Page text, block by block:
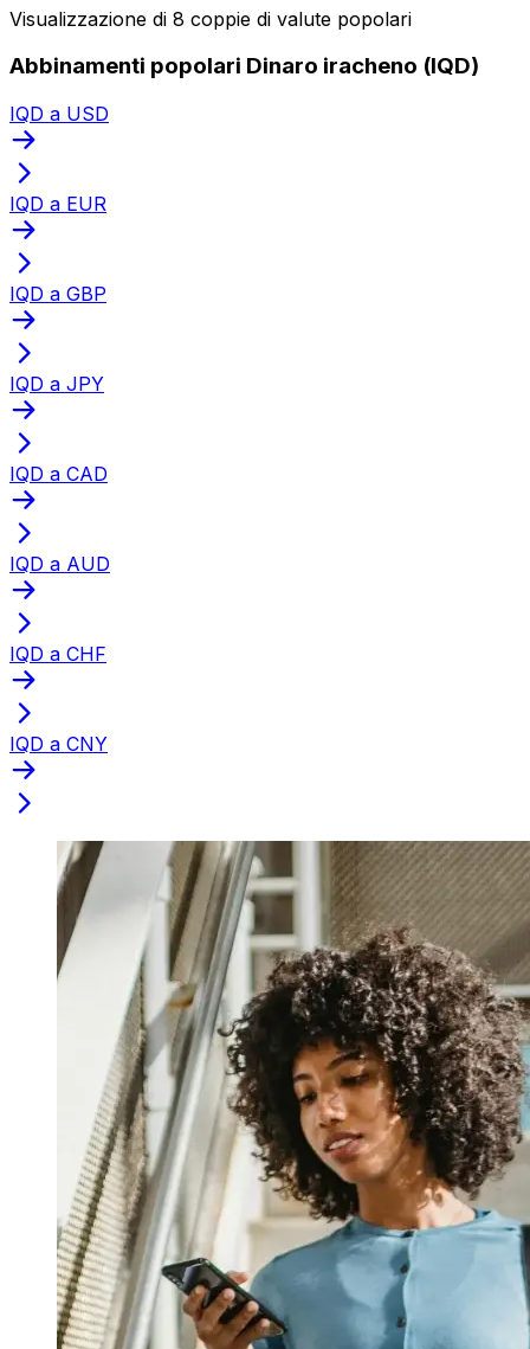
Visualizzazione di 8 coppie di valute popolari
Abbinamenti popolari Dinaro iracheno (IQD)
IQD a USD
IQD a EUR
IQD a GBP
IQD a JPY
IQD a CAD
IQD a AUD
IQD a CHF
IQD a CNY